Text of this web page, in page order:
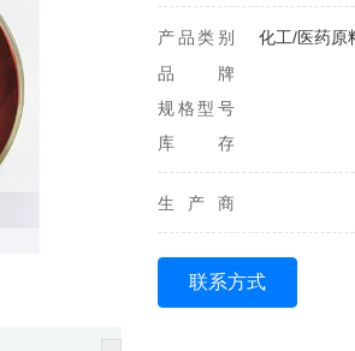
产品类别
化工/医药原
品牌
规格型号
库存
生产商
联系方式